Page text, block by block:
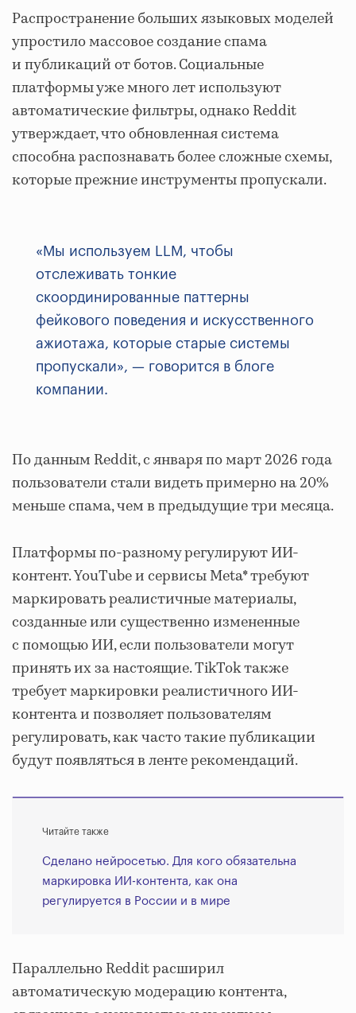
Распространение больших языковых моделей
упростило массовое создание спама
и публикаций от ботов. Социальные
платформы уже много лет используют
автоматические фильтры, однако Reddit
утверждает, что обновленная система
способна распознавать более сложные схемы,
которые прежние инструменты пропускали.
«Мы используем LLM, чтобы
отслеживать тонкие
скоординированные паттерны
фейкового поведения и искусственного
ажиотажа, которые старые системы
пропускали», — говорится в блоге
компании.
По данным Reddit, с января по март 2026 года
пользователи стали видеть примерно на 20%
меньше спама, чем в предыдущие три месяца.
Платформы по-разному регулируют ИИ-
контент. YouTube и сервисы Meta* требуют
маркировать реалистичные материалы,
созданные или существенно измененные
с помощью ИИ, если пользователи могут
принять их за настоящие. TikTok также
требует маркировки реалистичного ИИ-
контента и позволяет пользователям
регулировать, как часто такие публикации
будут появляться в ленте рекомендаций.
Читайте также
Сделано нейросетью. Для кого обязательна
маркировка ИИ-контента, как она
регулируется в России и в мире
Параллельно Reddit расширил
автоматическую модерацию контента,